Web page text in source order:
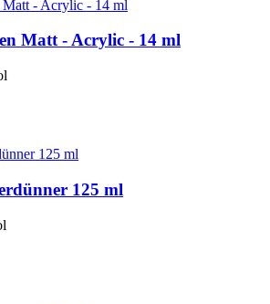
Matt - Acrylic - 14 ml
125 ml